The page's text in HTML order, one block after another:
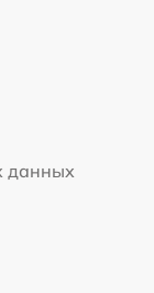
данных